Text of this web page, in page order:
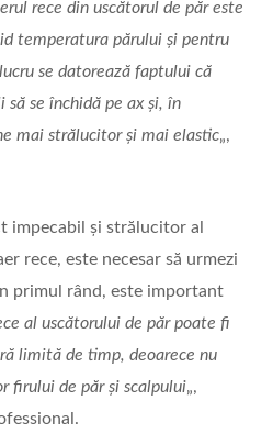
rece din uscătorul de păr este
temperatura părului și pentru
se datorează faptului că
se închidă pe ax și, în
mai strălucitor și mai elastic„,
impecabil și strălucitor al
rece, este necesar să urmezi
primul rând, este important
al uscătorului de păr poate fi
limită de timp, deoarece nu
firului de păr și scalpului„,